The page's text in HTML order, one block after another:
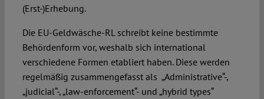
(Erst-)Erhebung.
Die EU-Geldwäsche-RL schreibt keine bestimmte
Behördenform vor, weshalb sich international
verschiedene Formen etabliert haben. Diese werden
regelmäßig zusammengefasst als „Administrative“-,
„judicial“-, „law-enforcement“- und „hybrid types“